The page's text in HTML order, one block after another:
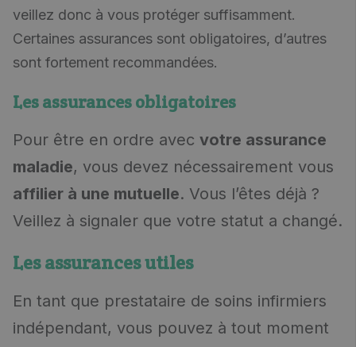
veillez donc à vous protéger suffisamment.
Certaines assurances sont obligatoires, d’autres
sont fortement recommandées.
Les assurances obligatoires
Pour être en ordre avec votre assurance
maladie, vous devez nécessairement vous
affilier à une mutuelle. Vous l’êtes déjà ?
Veillez à signaler que votre statut a changé.
Les assurances utiles
En tant que prestataire de soins infirmiers
indépendant, vous pouvez à tout moment